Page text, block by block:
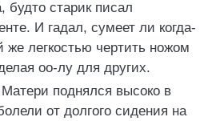
будто старик писал
И гадал, сумеет ли когда-
же легкостью чертить ножом
оо-лу для других.
поднялся высоко в
от долгого сидения на